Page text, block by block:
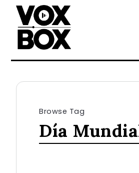
Browse Tag
Día